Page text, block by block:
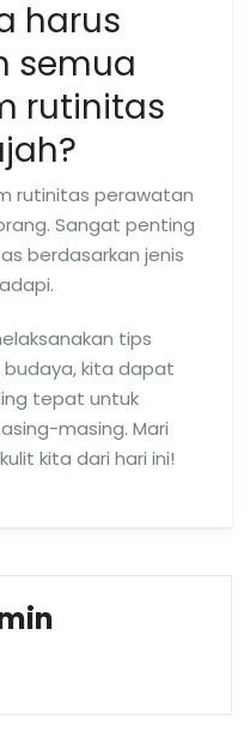
harus
semua
rutinitas
rutinitas perawatan
Sangat penting
berdasarkan jenis
tips
kita dapat
tepat untuk
masing. Mari
kita dari hari ini!